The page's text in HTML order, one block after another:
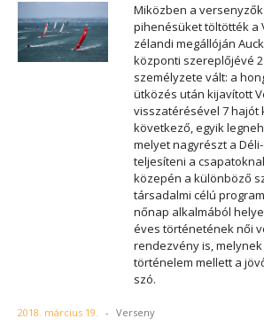
Miközben a
pihenésüket töltötték a
zélandi megállóján
központi szereplőjévé
személyzete vált: a
ütközés után kijavított
visszatérésével 7 hajót
következő, egyik
melyet nagyrészt a
teljesíteni a
közepén a különböző
társadalmi célú
nőnap alkalmából
éves történetének női
rendezvény is,
történelem mellett a
szó.
2018. március 19. - Verseny